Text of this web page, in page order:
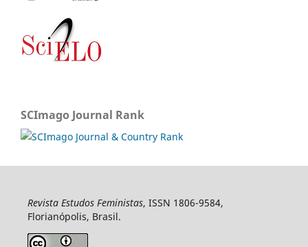
SCImago Journal Rank
Revista Estudos Feministas, ISSN 1806-9584,
Florianópolis, Brasil.